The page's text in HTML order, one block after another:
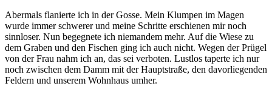
Abermals flanierte ich in der Gosse. Mein Klumpen im Magen
wurde immer schwerer und meine Schritte erschienen mir noch
sinnloser. Nun begegnete ich niemandem mehr. Auf die Wiese zu
dem Graben und den Fischen ging ich auch nicht. Wegen der Prügel
von der Frau nahm ich an, das sei verboten. Lustlos taperte ich nur
noch zwischen dem Damm mit der Hauptstraße, den davorliegenden
Feldern und unserem Wohnhaus umher.